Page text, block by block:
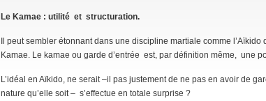
Le Kamae : utilité et structuration.
Il peut sembler étonnant dans une discipline martiale comme
Kamae. Le kamae ou garde d’entrée est, par définition même, une
L’idéal en Aïkido, ne serait –il pas justement de ne pas en avoir de
nature qu’elle soit – s’effectue en totale surprise ?